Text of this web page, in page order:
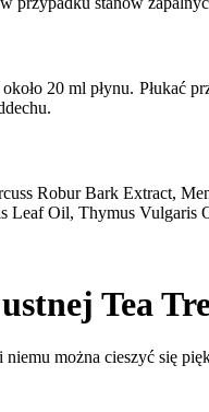
20 ml płynu. Płukać
Robur Bark Extract,
Leaf Oil, Thymus
Tea
można cieszyć się